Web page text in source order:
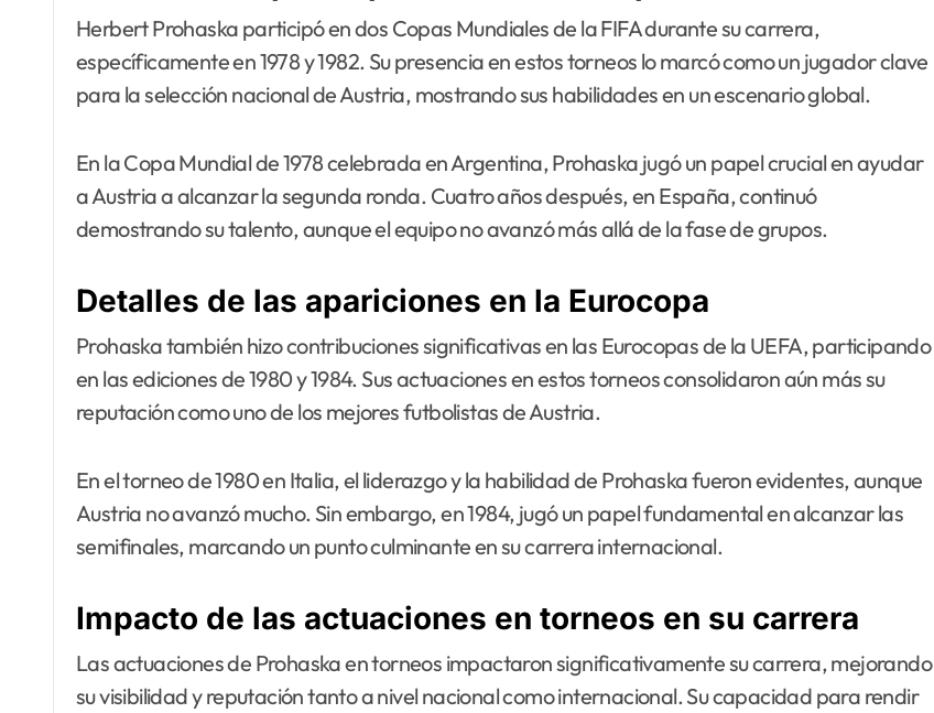
Herbert Prohaska participó en dos Copas Mundiales de la FIFA durante su carrera,
específicamente en 1978 y 1982. Su presencia en estos torneos lo marcó como un jugador clave
para la selección nacional de Austria, mostrando sus habilidades en un escenario global.
En la Copa Mundial de 1978 celebrada en Argentina, Prohaska jugó un papel crucial en ayudar
a Austria a alcanzar la segunda ronda. Cuatro años después, en España, continuó
demostrando su talento, aunque el equipo no avanzó más allá de la fase de grupos.
Detalles de las apariciones en la Eurocopa
Prohaska también hizo contribuciones significativas en las Eurocopas de la UEFA, participando
en las ediciones de 1980 y 1984. Sus actuaciones en estos torneos consolidaron aún más su
reputación como uno de los mejores futbolistas de Austria.
En el torneo de 1980 en Italia, el liderazgo y la habilidad de Prohaska fueron evidentes, aunque
Austria no avanzó mucho. Sin embargo, en 1984, jugó un papel fundamental en alcanzar las
semifinales, marcando un punto culminante en su carrera internacional.
Impacto de las actuaciones en torneos en su carrera
Las actuaciones de Prohaska en torneos impactaron significativamente su carrera, mejorando
su visibilidad y reputación tanto a nivel nacional como internacional. Su capacidad para rendir